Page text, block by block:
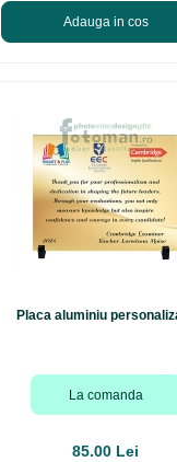
Adauga in cos
Placa aluminiu
La comanda
85.00 Lei